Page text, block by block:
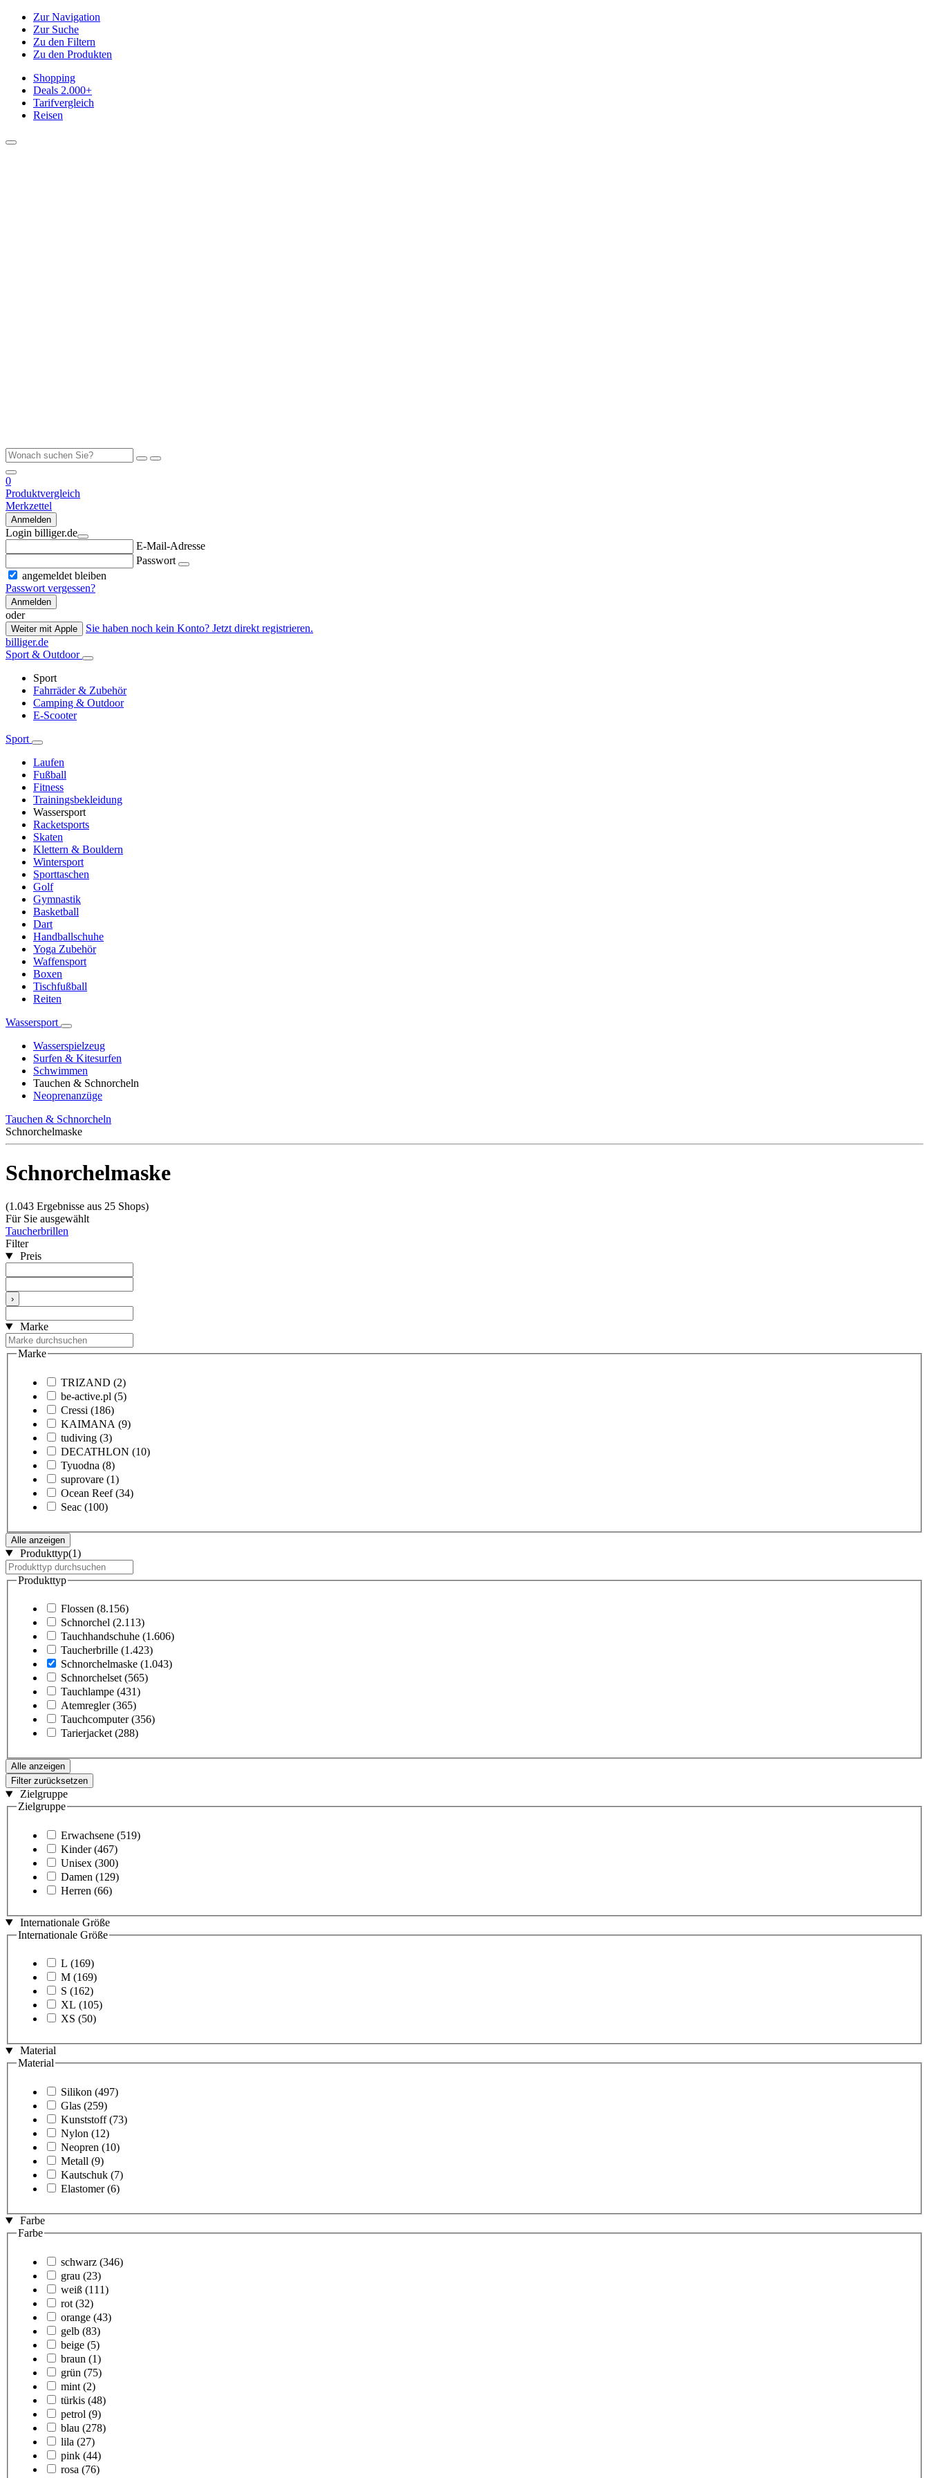
Zur Navigation
Zur Suche
Zu den Filtern
Zu den Produkten
Shopping
Deals 2.000+
Tarifvergleich
Reisen
0
Produktvergleich
Merkzettel
Anmelden
Login billiger.de
E-Mail-Adresse
Passwort
angemeldet bleiben
Passwort vergessen?
Anmelden
oder
Weiter mit Apple
Sie haben noch kein Konto? Jetzt direkt registrieren.
billiger.de
Sport & Outdoor
Sport
Fahrräder & Zubehör
Camping & Outdoor
E-Scooter
Sport
Laufen
Fußball
Fitness
Trainingsbekleidung
Wassersport
Racketsports
Skaten
Klettern & Bouldern
Wintersport
Sporttaschen
Golf
Gymnastik
Basketball
Dart
Handballschuhe
Yoga Zubehör
Waffensport
Boxen
Tischfußball
Reiten
Wassersport
Wasserspielzeug
Surfen & Kitesurfen
Schwimmen
Tauchen & Schnorcheln
Neoprenanzüge
Tauchen & Schnorcheln
Schnorchelmaske
Schnorchelmaske
(1.043 Ergebnisse aus 25 Shops)
Für Sie ausgewählt
Taucherbrillen
Filter
Preis
›
Marke
Marke
TRIZAND (2)
be-active.pl (5)
Cressi (186)
KAIMANA (9)
tudiving (3)
DECATHLON (10)
Tyuodna (8)
suprovare (1)
Ocean Reef (34)
Seac (100)
Alle anzeigen
Produkttyp(1)
Produkttyp
Flossen (8.156)
Schnorchel (2.113)
Tauchhandschuhe (1.606)
Taucherbrille (1.423)
Schnorchelmaske (1.043)
Schnorchelset (565)
Tauchlampe (431)
Atemregler (365)
Tauchcomputer (356)
Tarierjacket (288)
Alle anzeigen
Filter zurücksetzen
Zielgruppe
Zielgruppe
Erwachsene (519)
Kinder (467)
Unisex (300)
Damen (129)
Herren (66)
Internationale Größe
Internationale Größe
L (169)
M (169)
S (162)
XL (105)
XS (50)
Material
Material
Silikon (497)
Glas (259)
Kunststoff (73)
Nylon (12)
Neopren (10)
Metall (9)
Kautschuk (7)
Elastomer (6)
Farbe
Farbe
schwarz (346)
grau (23)
weiß (111)
rot (32)
orange (43)
gelb (83)
beige (5)
braun (1)
grün (75)
mint (2)
türkis (48)
petrol (9)
blau (278)
lila (27)
pink (44)
rosa (76)